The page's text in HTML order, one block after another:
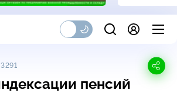
3291
пенсий